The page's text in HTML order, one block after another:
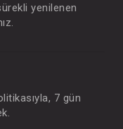
yenilenen
7 gün